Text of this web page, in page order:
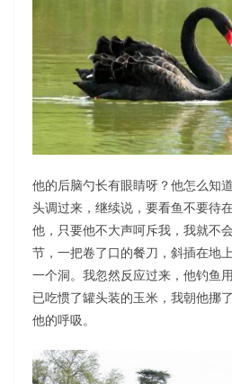
他的后脑勺长有眼睛呀？他怎么知
头调过来，继续说，要看鱼不要待
他，只要他不大声呵斥我，我就不
节，一把卷了口的餐刀，斜插在地
一个洞。我忽然反应过来，他钓鱼
已吃惯了罐头装的玉米，我朝他挪
他的呼吸。